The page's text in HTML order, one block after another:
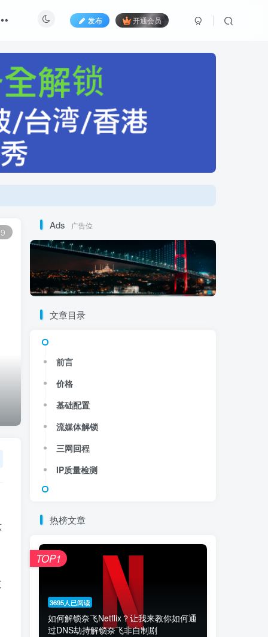
发布 开通会员
9
Ads 广告位
文章目录
前言
价格
基础配置
流媒体解锁
三网回程
IP质量检测
热榜文章
3695人已阅读
如何解锁奈飞Netflix？让我来教你如何通
过DNS劫持解锁奈飞非自制剧
TOP1